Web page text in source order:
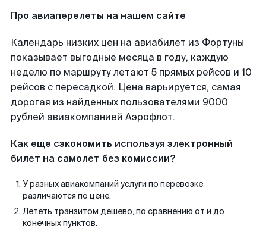
Про авиаперелеты на нашем сайте
Календарь низких цен на авиабилет из Фортуны
показывает выгодные месяца в году, каждую
неделю по маршруту летают 5 прямых рейсов и 10
рейсов с пересадкой. Цена варьируется, самая
дорогая из найденных пользователями 9000
рублей авиакомпанией Аэрофлот.
Как еще сэкономить используя электронный
билет на самолет без комиссии?
У разных авиакомпаний услуги по перевозке
различаются по цене.
Лететь транзитом дешево, по сравнению от и до
конечных пунктов.